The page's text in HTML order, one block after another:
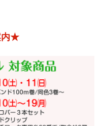
内★